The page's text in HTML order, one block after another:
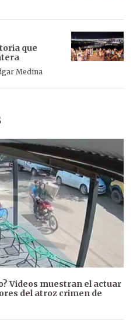
que
Medina
Videos muestran el actuar
del atroz crimen de